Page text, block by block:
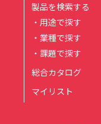
製品を検索する
・用途で探す
・業種で探す
・課題で探す
総合カタログ
マイリスト